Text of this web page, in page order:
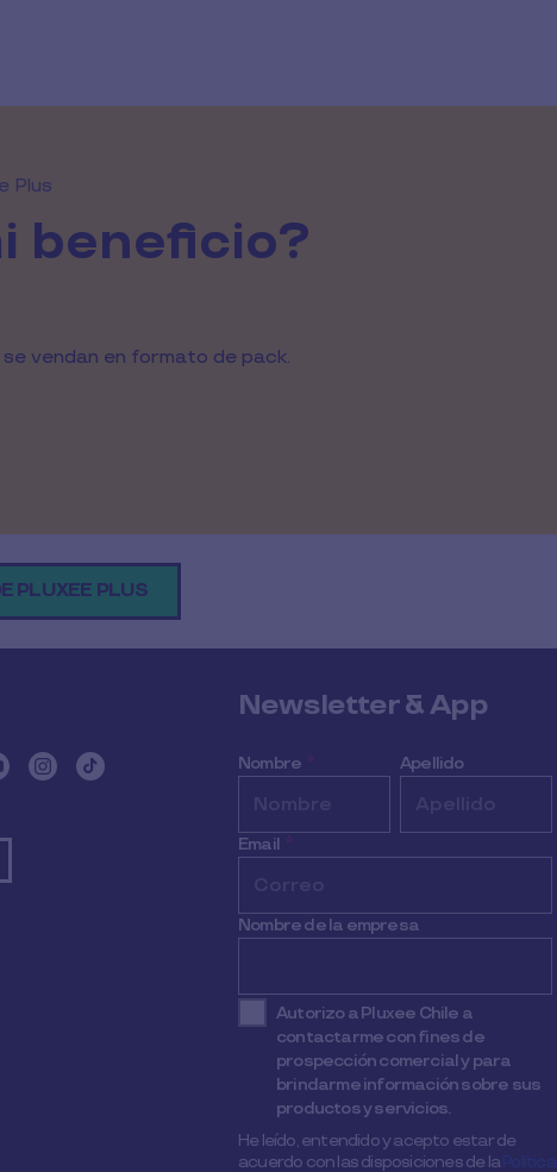
Plus
beneficio?
vendan en formato de pack.
PLUXEE PLUS
Newsletter & App
Nombre * Apellido
Email *
Nombre de la empresa
Autorizo a Pluxee Chile a
contactarme con fines de
prospección comercial y para
brindarme información sobre sus
productos y servicios.
He leído, entendido y acepto estar de
acuerdo con las disposiciones de laPolítica